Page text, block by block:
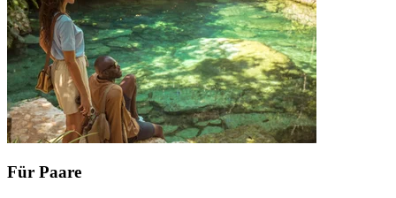
Für Paare